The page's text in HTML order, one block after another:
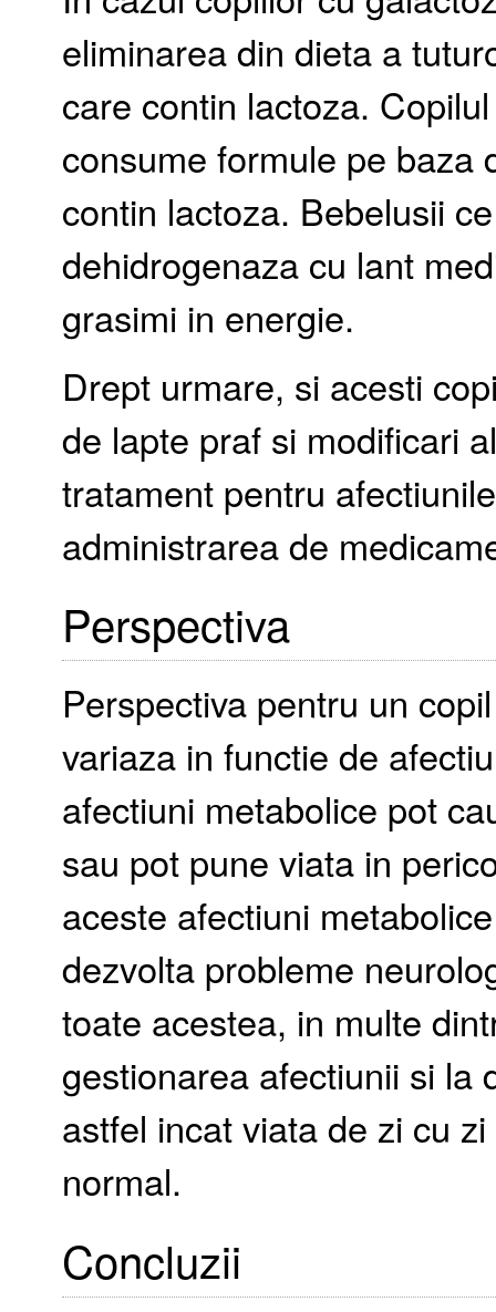
eliminarea din dieta a
care contin lactoza.
consume formule pe baza
contin lactoza. Bebelusii
dehidrogenaza cu lant
grasimi in energie.
Drept urmare, si acesti
de lapte praf si modificari
tratament pentru
administrarea de
Perspectiva
Perspectiva pentru un
variaza in functie de
afectiuni metabolice pot
sau pot pune viata in
aceste afectiuni
dezvolta probleme
toate acestea, in multe
gestionarea afectiunii si la
astfel incat viata de zi cu
normal.
Concluzii